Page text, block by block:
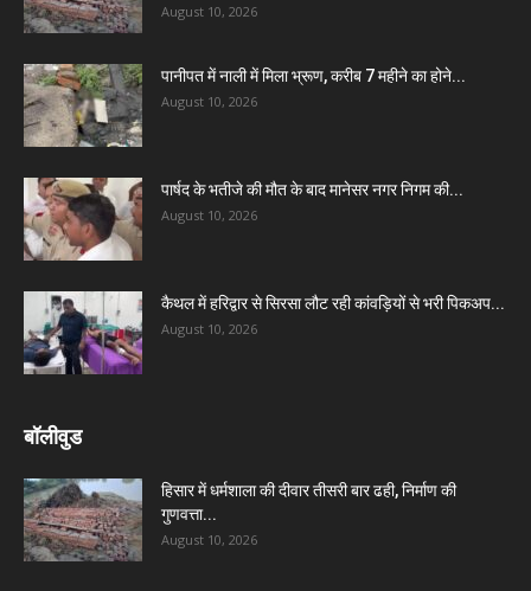
August 10, 2026
पानीपत में नाली में मिला भ्रूण, करीब 7 महीने का होने...
August 10, 2026
पार्षद के भतीजे की मौत के बाद मानेसर नगर निगम की...
August 10, 2026
कैथल में हरिद्वार से सिरसा लौट रही कांवड़ियों से भरी पिकअप...
August 10, 2026
बॉलीवुड
हिसार में धर्मशाला की दीवार तीसरी बार ढही, निर्माण की
गुणवत्ता...
August 10, 2026